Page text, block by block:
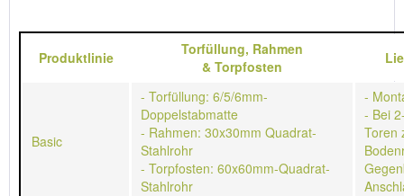
Produktlinie Torfüllung, Rahmen
& Torpfosten
Basic
- Torfüllung: 6/5/6mm-
Doppelstabmatte
- Rahmen: 30x30mm Quadrat-
Stahlrohr
- Torpfosten: 60x60mm-Quadrat-
Stahlrohr
-
- Bei
Toren